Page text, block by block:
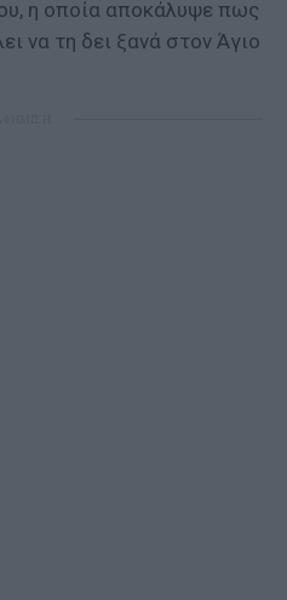
η οποία αποκάλυψε πως
να τη δει ξανά στον Άγιο